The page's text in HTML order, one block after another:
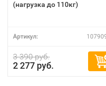
(нагрузка до 110кг)
Артикул:
3 390 руб.
2 277 руб.